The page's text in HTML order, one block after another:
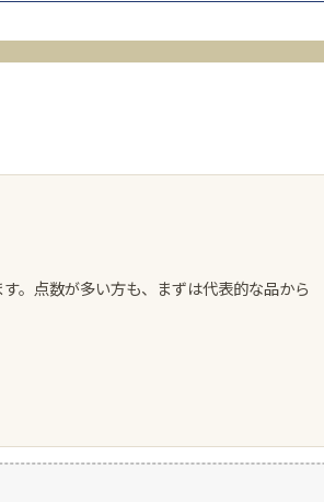
。点数が多い方も、まずは代表的な品から